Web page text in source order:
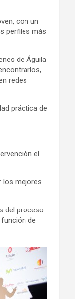
con un
perfiles más
de Águila
redes
práctica de
el
los mejores
del proceso
de